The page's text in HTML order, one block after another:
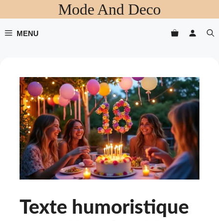
au
contenu
Mode And Deco
MENU
Texte humoristique